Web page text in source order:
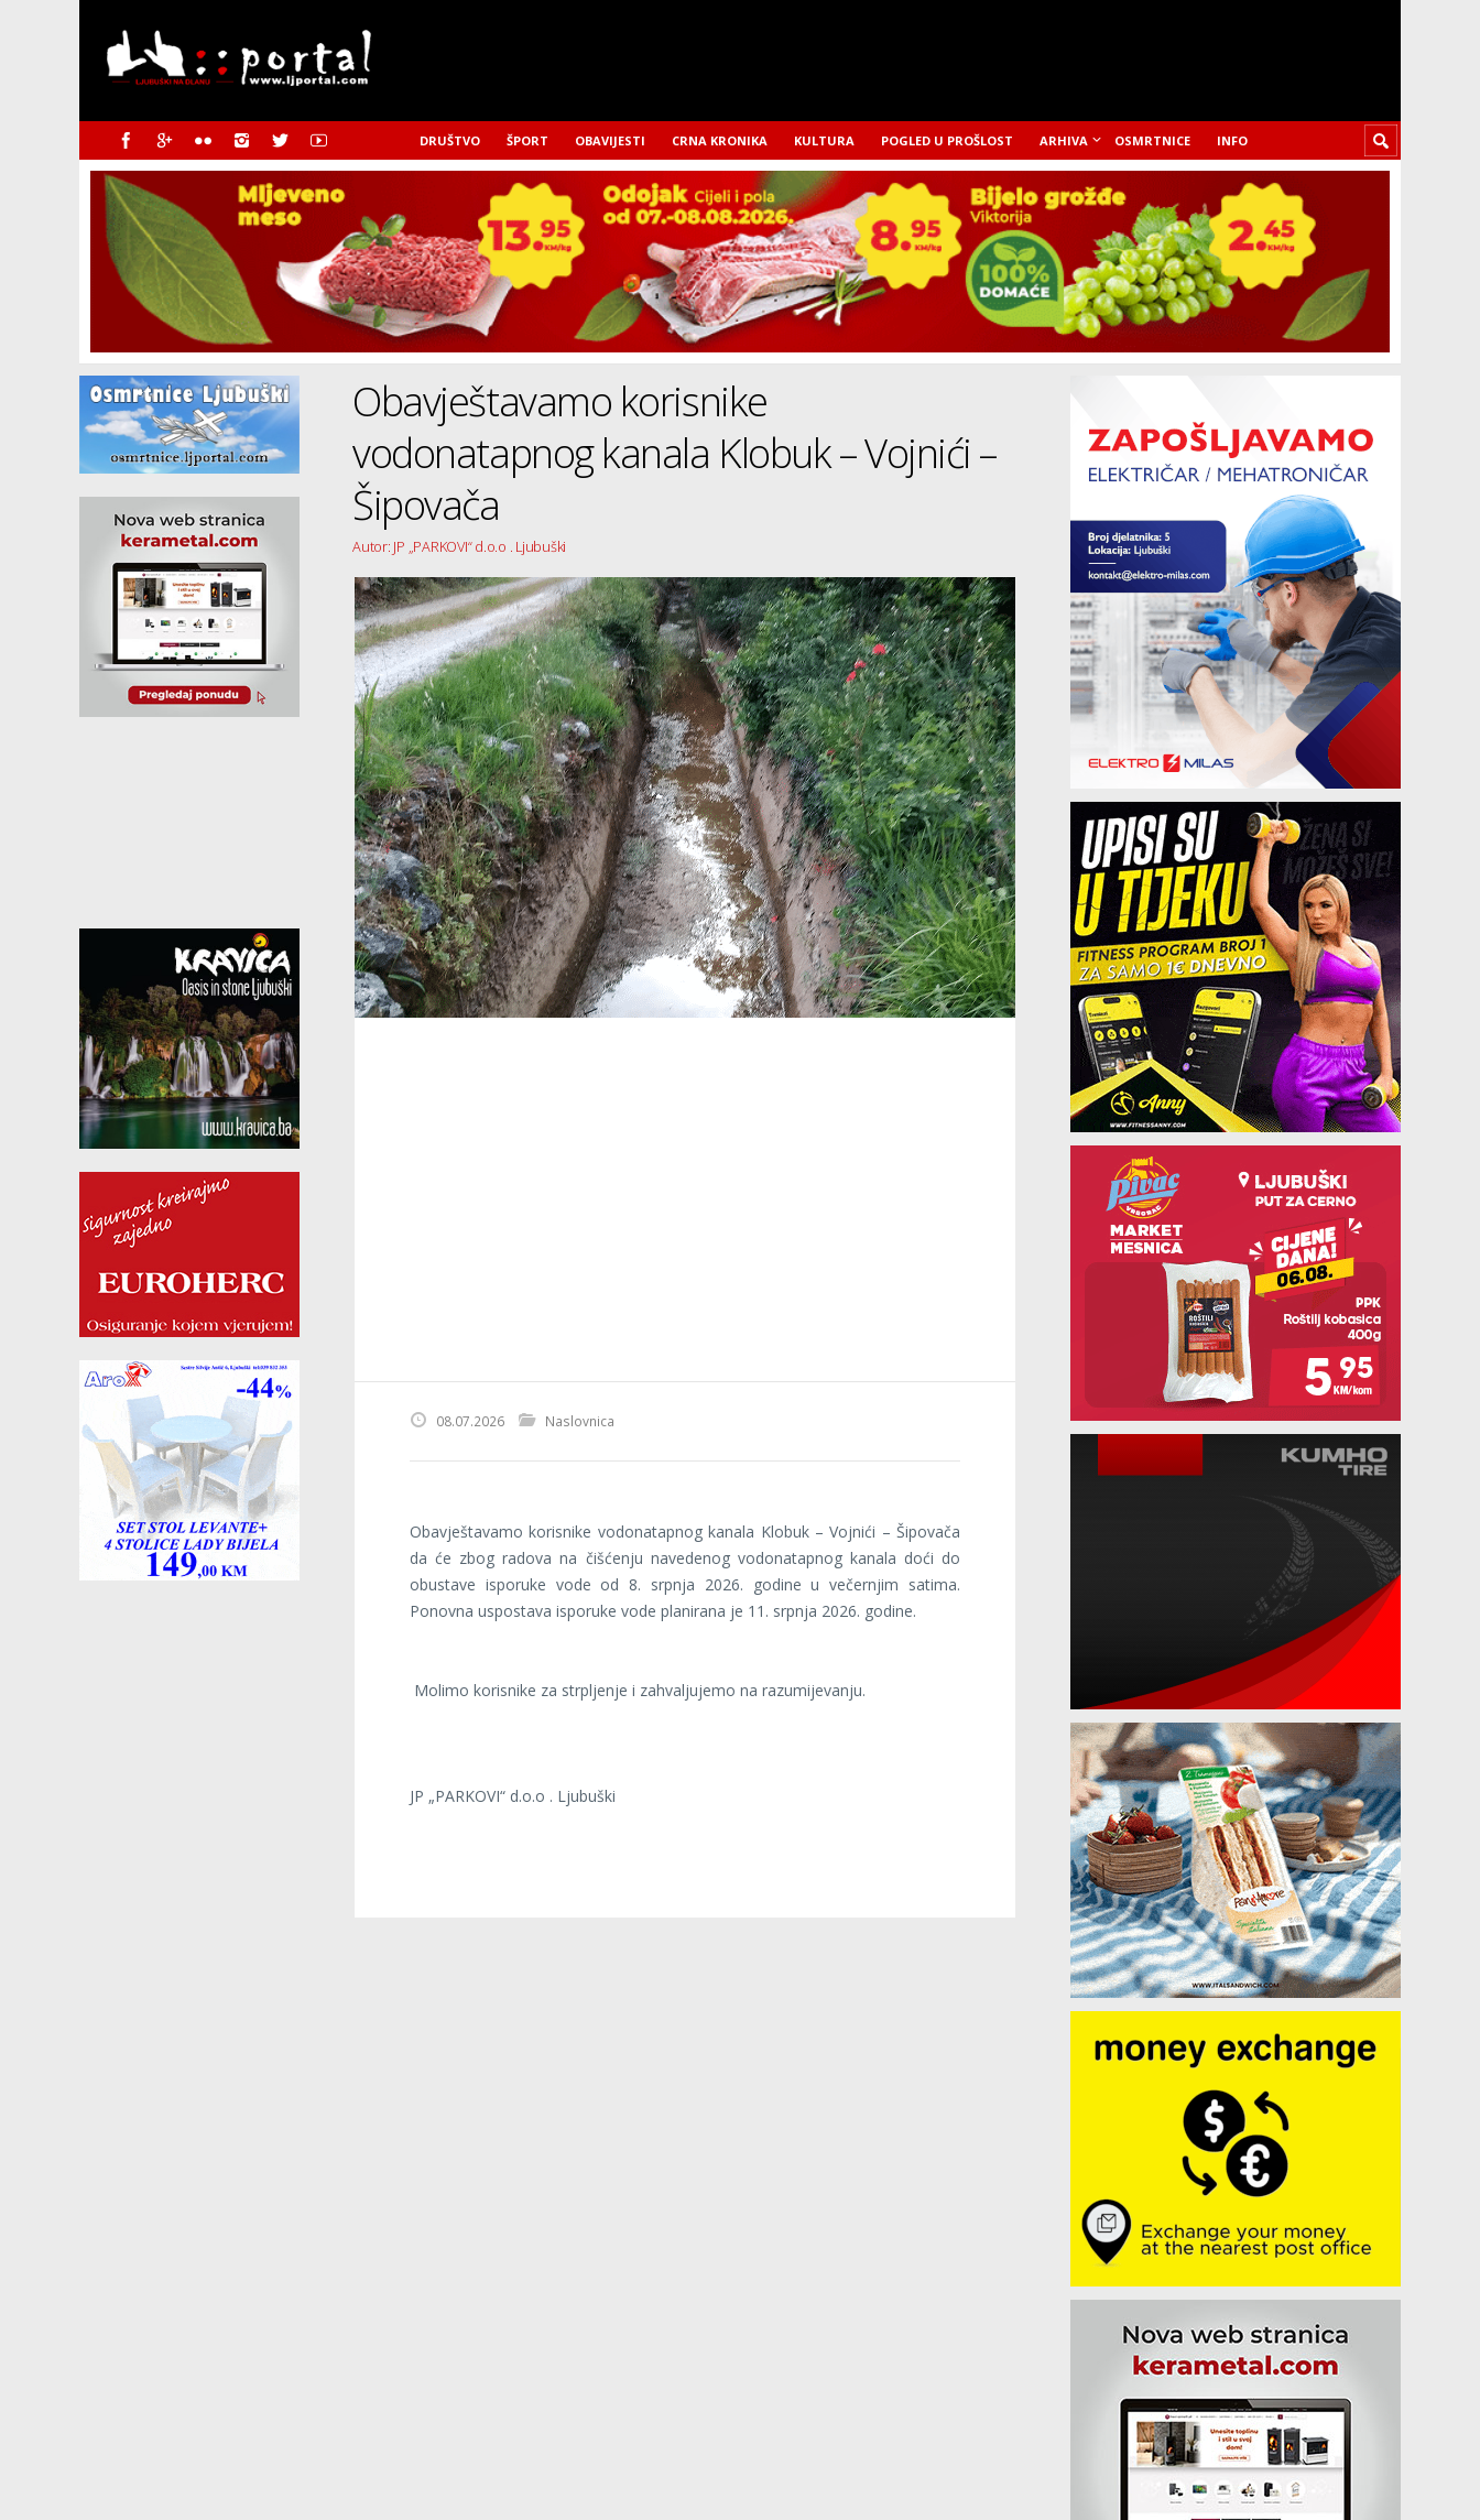
DRUŠTVO ŠPORT OBAVIJESTI CRNA KRONIKA KULTURA POGLED U PROŠLOST ARHIVA OSMRTNICE INFO
Obavještavamo korisnike
vodonatapnog kanala Klobuk – Vojnići –
Šipovača
Autor: JP „PARKOVI“ d.o.o . Ljubuški
08.07.2026 Naslovnica
Obavještavamo korisnike vodonatapnog kanala Klobuk – Vojnići – Šipovača
da će zbog radova na čišćenju navedenog vodonatapnog kanala doći do
obustave isporuke vode od 8. srpnja 2026. godine u večernjim satima.
Ponovna uspostava isporuke vode planirana je 11. srpnja 2026. godine.
Molimo korisnike za strpljenje i zahvaljujemo na razumijevanju.
JP „PARKOVI“ d.o.o . Ljubuški